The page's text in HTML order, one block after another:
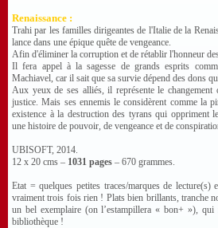
Renaissance :
Trahi par les familles dirigeantes de l'Italie de la
lance dans une épique quête de vengeance.
Afin d'éliminer la corruption et de rétablir l'honneur
Il fera appel à la sagesse de grands esprits
Machiavel, car il sait que sa survie dépend des dons
Aux yeux de ses alliés, il représente le
justice. Mais ses ennemis le considèrent comme la
existence à la destruction des tyrans qui oppriment
une histoire de pouvoir, de vengeance et de
UBISOFT, 2014.
12 x 20 cms – 1031 pages – 670 grammes.
Etat = quelques petites traces/marques de lecture(s)
vraiment trois fois rien ! Plats bien brillants, tranche
un bel exemplaire (on l’estampillera « bon+ »), qui
bibliothèque !